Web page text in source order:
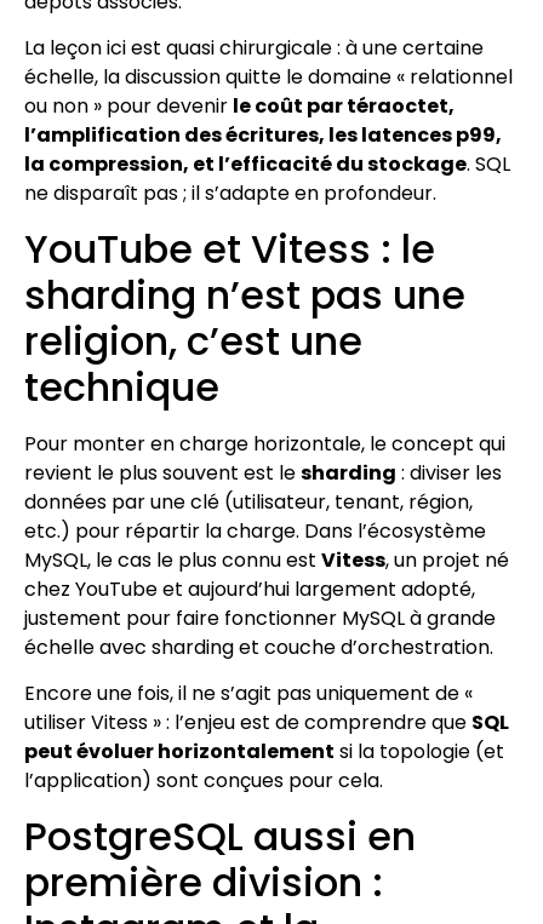
La leçon ici est quasi chirurgicale : à une certaine
échelle, la discussion quitte le domaine « relationnel
ou non » pour devenir le coût par téraoctet,
l’amplification des écritures, les latences p99,
la compression, et l’efficacité du stockage. SQL
ne disparaît pas ; il s’adapte en profondeur.
YouTube et Vitess : le
sharding n’est pas une
religion, c’est une
technique
Pour monter en charge horizontale, le concept qui
revient le plus souvent est lesharding : diviser les
données par une clé (utilisateur, tenant, région,
etc.) pour répartir la charge. Dans l’écosystème
MySQL, le cas le plus connu est Vitess, un projet né
chez YouTube et aujourd’hui largement adopté,
justement pour faire fonctionner MySQL à grande
échelle avec sharding et couche d’orchestration.
Encore une fois, il ne s’agit pas uniquement de «
utiliser Vitess » : l’enjeu est de comprendre que SQL
peut évoluer horizontalement si la topologie (et
l’application) sont conçues pour cela.
PostgreSQL aussi en
première division :